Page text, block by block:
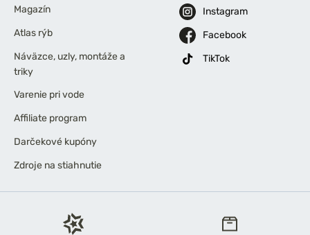
Magazín
Atlas rýb
Náväzce, uzly, montáže a
triky
Varenie pri vode
Affiliate program
Darčekové kupóny
Zdroje na stiahnutie
Instagram
Facebook
TikTok